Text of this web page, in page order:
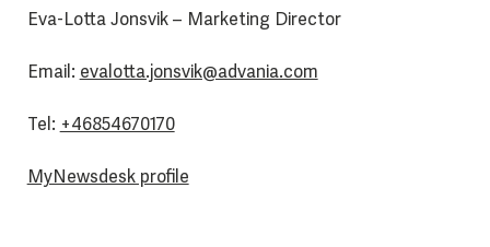
Eva-Lotta Jonsvik – Marketing Director
Email: evalotta.jonsvik@advania.com
Tel: +46854670170
MyNewsdesk profile